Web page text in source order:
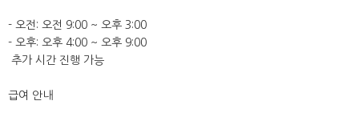
- 오전: 오전 9:00 ~ 오후 3:00
- 오후: 오후 4:00 ~ 오후 9:00
추가 시간 진행 가능
급여 안내